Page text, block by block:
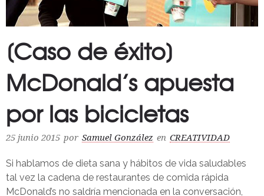
[Caso de éxito]
McDonald’s apuesta
por las bicicletas
25 junio 2015 por Samuel González en CREATIVIDAD
Si hablamos de dieta sana y hábitos de vida saludables
tal vez la cadena de restaurantes de comida rápida
McDonald’s no saldría mencionada en la conversación,